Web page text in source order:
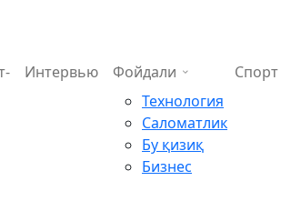
Интервью
Фойдали
Технология
Саломатлик
Бу қизиқ
Бизнес
Спорт